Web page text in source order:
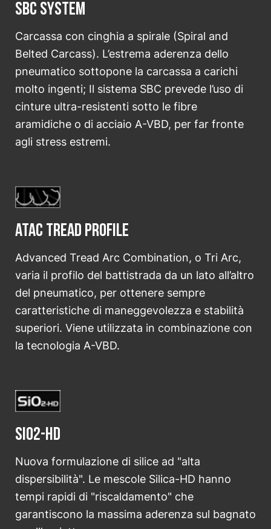
SBC System
Carcassa con cinghia a spirale (Spiral and
Belted Carcass). L’estrema aderenza dello
pneumatico sottopone la carcassa a carichi
molto ingenti; Il sistema SBC prevede l’uso di
cinture ultra-resistenti sotto le fibre
aramidiche o di acciaio A-VBD, per far fronte
agli stress estremi.
ATAC Tread Profile
Advanced Tread Arc Combination, o Tri Arc,
varia il profilo del battistrada da un lato all’altro
del pneumatico, per ottenere sempre
caratteristiche di maneggevolezza e stabilità
superiori. Viene utilizzata in combinazione con
la tecnologia A-VBD.
SiO2-HD
Nuova formulazione di silice ad "alta
dispersibilità". Le mescole Silica-HD hanno
tempi rapidi di "riscaldamento" che
garantiscono la massima aderenza sul bagnato